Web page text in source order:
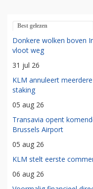
Best gelezen
Donkere wolken boven
vloot weg
31 jul 26
KLM annuleert
staking
05 aug 26
Transavia opent
Brussels Airport
05 aug 26
KLM stelt eerste
06 aug 26